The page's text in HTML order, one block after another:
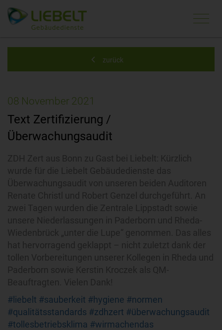
zurück
08 November 2021
Text Zertifizierung /
Überwachungsaudit
#liebelt #sauberkeit #hygiene #normen
#qualitätsstandards #zdhzert #überwachungsaudit
#tollesbetriebsklima #wirmachendas